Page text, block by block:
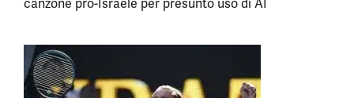
canzone pro-Israele per presunto uso di AI